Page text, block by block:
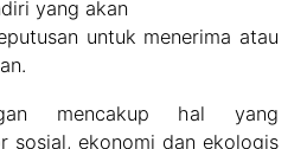
yang akan
untuk menerima atau
mencakup hal yang
sosial, ekonomi dan ekologis